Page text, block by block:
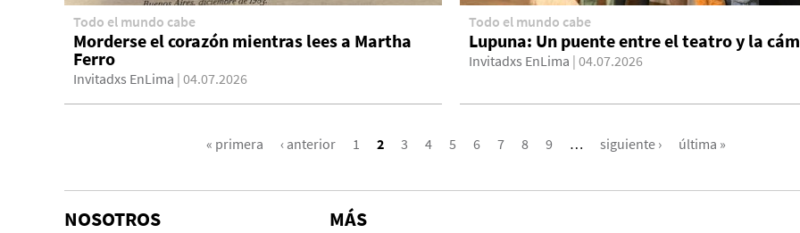
Todo el mundo cabe
Morderse el corazón mientras lees a Martha
Ferro
Invitadxs EnLima | 04.07.2026
Todo el mundo cabe
Lupuna: Un puente entre el teatro y la
Invitadxs EnLima | 04.07.2026
« primera ‹ anterior 1 2 3 4 5 6 7 8 9 … siguiente › última »
NOSOTROS MÁS